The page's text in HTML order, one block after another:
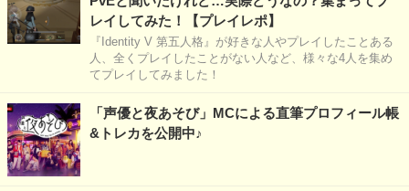
レイしてみた！【プレイレポ】
『Identity V 第五人格』が好きな人やプレイしたことある
人、全くプレイしたことがない人など、様々な4人を集め
てプレイしてみました！
「声優と夜あそび」MCによる直筆プロフィール帳
&トレカを公開中♪